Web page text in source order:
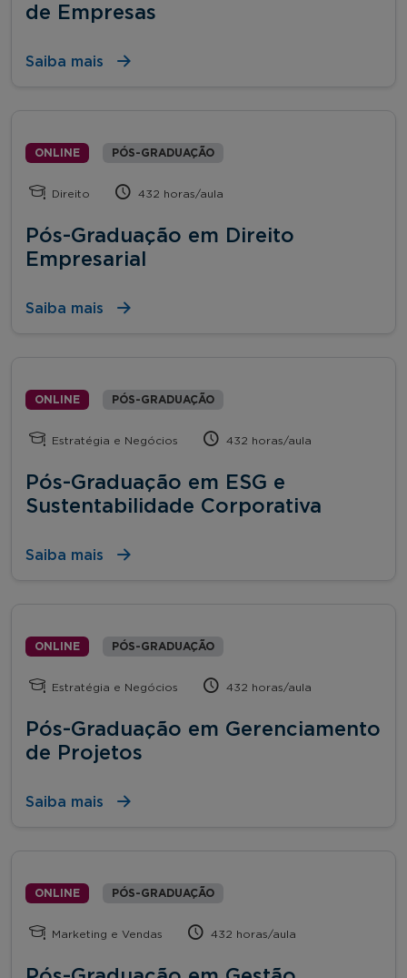
de Empresas
Saiba mais
ONLINE PÓS-GRADUAÇÃO
Direito 432 horas/aula
Pós-Graduação em Direito
Empresarial
Saiba mais
ONLINE PÓS-GRADUAÇÃO
Estratégia e Negócios 432 horas/aula
Pós-Graduação em ESG e
Sustentabilidade Corporativa
Saiba mais
ONLINE PÓS-GRADUAÇÃO
Estratégia e Negócios 432 horas/aula
Pós-Graduação em Gerenciamento
de Projetos
Saiba mais
ONLINE PÓS-GRADUAÇÃO
Marketing e Vendas 432 horas/aula